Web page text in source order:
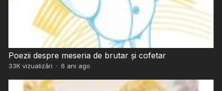
Poezii despre meseria de brutar și cofetar
33Kvizualizări · 6 ani ago